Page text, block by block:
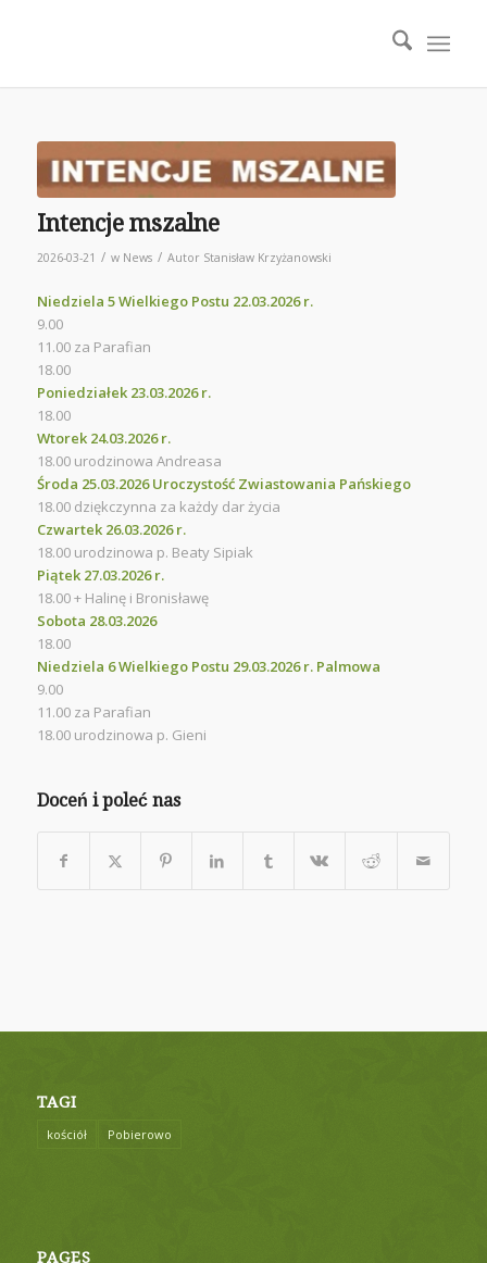
Intencje mszalne
2026-03-21 / w News / Autor Stanisław Krzyżanowski
Niedziela 5 Wielkiego Postu 22.03.2026 r.
9.00
11.00 za Parafian
18.00
Poniedziałek 23.03.2026 r.
18.00
Wtorek 24.03.2026 r.
18.00 urodzinowa Andreasa
Środa 25.03.2026 Uroczystość Zwiastowania Pańskiego
18.00 dziękczynna za każdy dar życia
Czwartek 26.03.2026 r.
18.00 urodzinowa p. Beaty Sipiak
Piątek 27.03.2026 r.
18.00 + Halinę i Bronisławę
Sobota 28.03.2026
18.00
Niedziela 6 Wielkiego Postu 29.03.2026 r. Palmowa
9.00
11.00 za Parafian
18.00 urodzinowa p. Gieni
Doceń i poleć nas
TAGI
kościół Pobierowo
PAGES